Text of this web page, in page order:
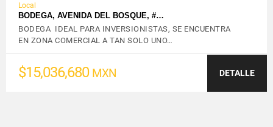
Local
BODEGA, AVENIDA DEL BOSQUE, #…
BODEGA IDEAL PARA INVERSIONISTAS, SE ENCUENTRA
EN ZONA COMERCIAL A TAN SOLO UNO…
$15,036,680 MXN DETALLE